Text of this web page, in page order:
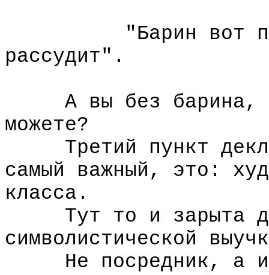
"Барин вот
рассудит".
А вы без барина,
можете?
Третий пункт
самый важный, это:
класса.
Тут то и зарыта
символистической
Не посредник, а